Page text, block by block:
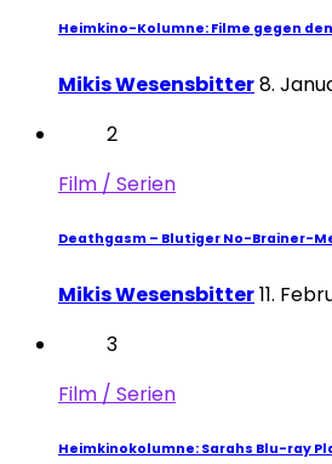
Heimkino-Kolumne: Filme gegen
Mikis Wesensbitter8.
2
Film / Serien
Deathgasm – Blutiger No-Brainer-
Mikis Wesensbitter11.
3
Film / Serien
Heimkinokolumne: Sarahs Blu-ray